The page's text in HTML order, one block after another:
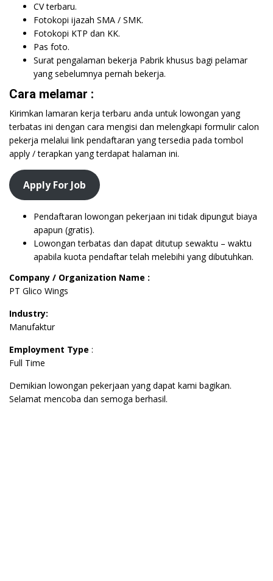
CV terbaru.
Fotokopi ijazah SMA / SMK.
Fotokopi KTP dan KK.
Pas foto.
Surat pengalaman bekerja Pabrik khusus bagi pelamar
yang sebelumnya pernah bekerja.
Cara melamar :
Kirimkan lamaran kerja terbaru anda untuk lowongan yang
terbatas ini dengan cara mengisi dan melengkapi formulir calon
pekerja melalui link pendaftaran yang tersedia pada tombol
apply / terapkan yang terdapat halaman ini.
Apply For Job
Pendaftaran lowongan pekerjaan ini tidak dipungut biaya
apapun (gratis).
Lowongan terbatas dan dapat ditutup sewaktu – waktu
apabila kuota pendaftar telah melebihi yang dibutuhkan.
Company / Organization Name :
PT Glico Wings
Industry:
Manufaktur
Employment Type :
Full Time
Demikian lowongan pekerjaan yang dapat kami bagikan.
Selamat mencoba dan semoga berhasil.